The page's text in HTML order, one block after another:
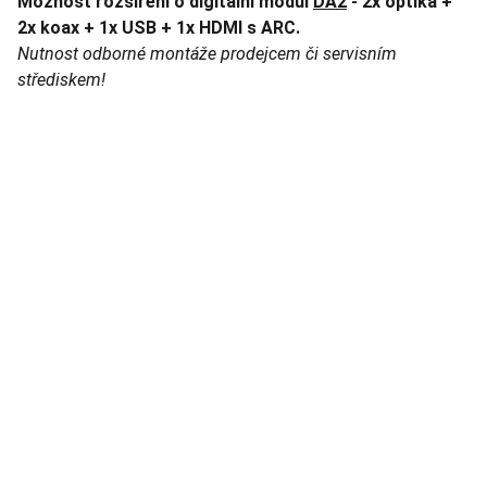
2x koax + 1x USB + 1x HDMI s ARC.
Nutnost odborné montáže prodejcem či servisním
střediskem!